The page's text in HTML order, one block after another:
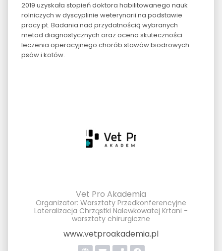
2019 uzyskała stopień doktora habilitowanego nauk
rolniczych w dyscyplinie weterynarii na podstawie
pracy pt. Badania nad przydatnością wybranych
metod diagnostycznych oraz ocena skuteczności
leczenia operacyjnego chorób stawów biodrowych
psów i kotów.
Vet Pro Akademia
Organizator: Warsztaty Przedkonferencyjne
Lateralizacja Chrząstki Nalewkowatej Krtani -
warsztaty chirurgiczne
www.vetproakademia.pl